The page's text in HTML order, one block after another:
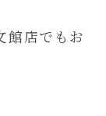
店でもお